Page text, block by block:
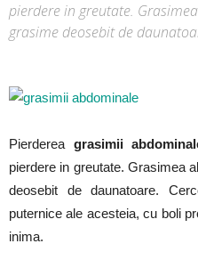
pierdere in greutate.
grasime deosebit de
Pierderea grasimii
pierdere in greutate. Grasimea
deosebit de daunatoare.
puternice ale acesteia, cu boli
inima.